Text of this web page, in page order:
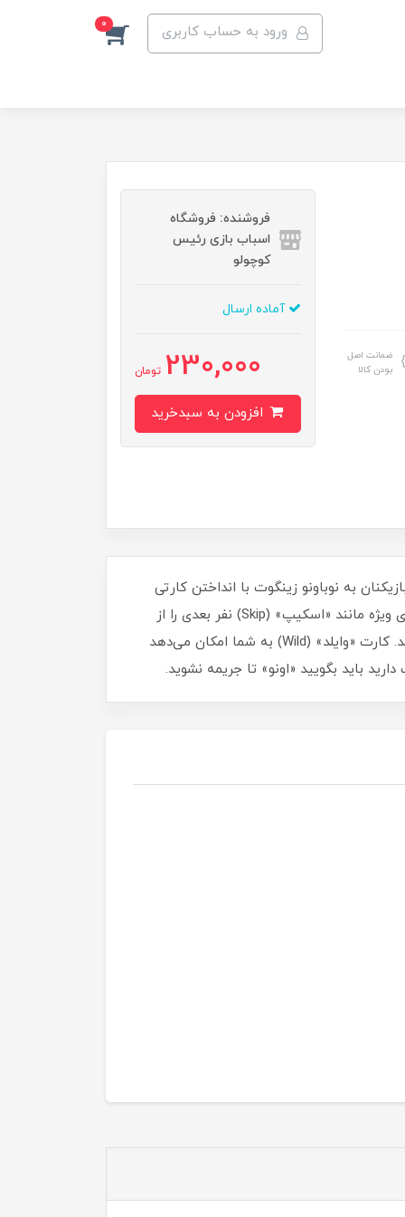
ورود به حساب کاربری 0
ضمانت اصل
بودن کالا
فروشنده: فروشگاه
اسباب بازی رئیس
کوچولو
آماده ارسال
230,000 تومان
خود را تمام کنید. به هر بازیکن ۷ کارت داده می‌شود و بازیکنان به نوباونو زينگوت با انداختن کارتی
همرنگ یا هم‌عدد با کارت روی زمین، بازی را ادامه می‌دهند. در صورت نداشتن کارت مناسب، باید کارت بکشید. کارت‌های ویژه مانند «اسکیپ» (Skip) نفر بعدی را از
بازی خارج می‌کند، «ریویرس» (Reverse) جهت بازی را عوض می‌کند، و «+2» و «+4» باعث جریمه شدن نفر بعدی می‌شوند. کارت «وایلد» (Wild) به شما امکان می‌دهد